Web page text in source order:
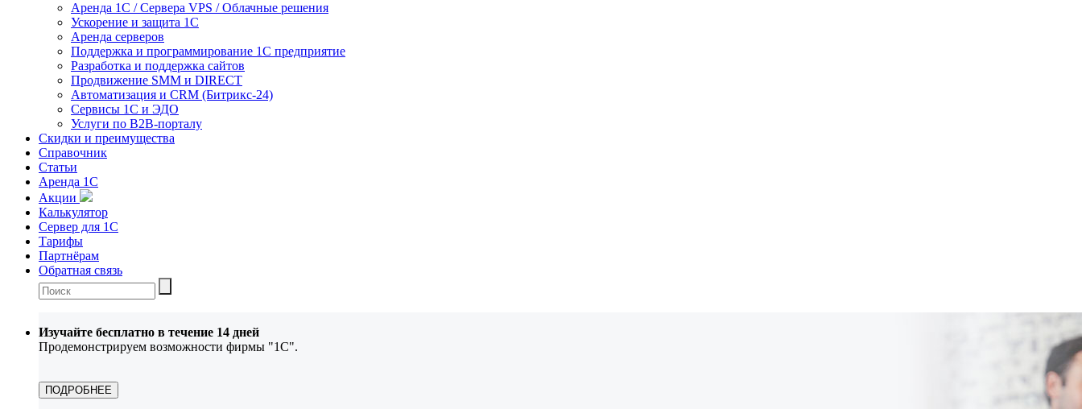
Аренда 1С / Сервера VPS / Облачные решения
Ускорение и защита 1С
Аренда серверов
Поддержка и программирование 1С предприятие
Разработка и поддержка сайтов
Продвижение SMM и DIRECT
Автоматизация и СRМ (Битрикс-24)
Сервисы 1С и ЭДО
Услуги по В2В-порталу
Скидки и преимущества
Справочник
Статьи
Аренда 1С
Акции
Калькулятор
Сервер для 1С
Тарифы
Партнёрам
Обратная связь
Изучайте бесплатно в течение 14 дней
Продемонстрируем возможности фирмы "1С".
ПОДРОБНЕЕ